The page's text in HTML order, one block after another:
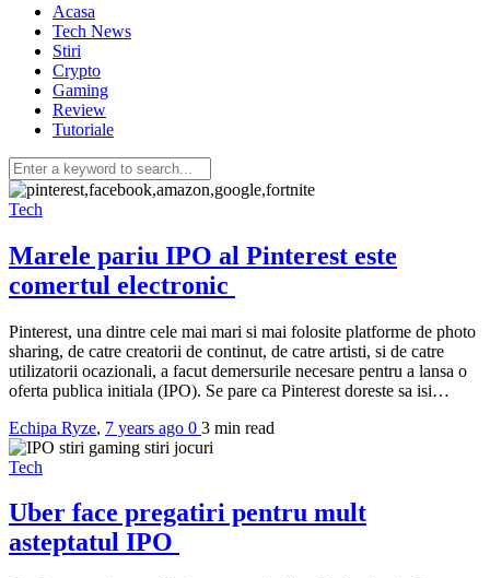
Acasa
Tech News
Stiri
Crypto
Gaming
Review
Tutoriale
Tech
Marele pariu IPO al Pinterest este
comertul electronic
Pinterest, una dintre cele mai mari si mai folosite platforme de photo
sharing, de catre creatorii de continut, de catre artisti, si de catre
utilizatorii ocazionali, a facut demersurile necesare pentru a lansa o
oferta publica initiala (IPO). Se pare ca Pinterest doreste sa isi…
Echipa Ryze, 7 years ago 0 3 min read
Tech
Uber face pregatiri pentru mult
asteptatul IPO